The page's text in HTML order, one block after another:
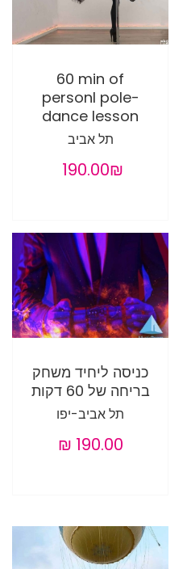
60 min of
personl pole-
dance lesson
תל אביב
‏190.00 ‏₪
כניסה ליחיד משחק
בריחה של 60 דקות
תל אביב-יפו